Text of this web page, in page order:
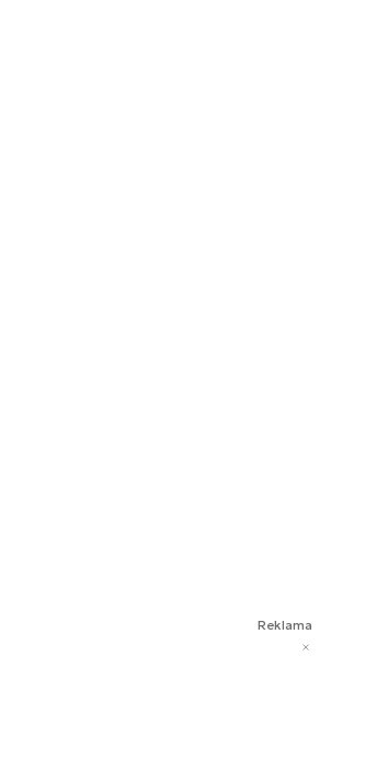
Reklama